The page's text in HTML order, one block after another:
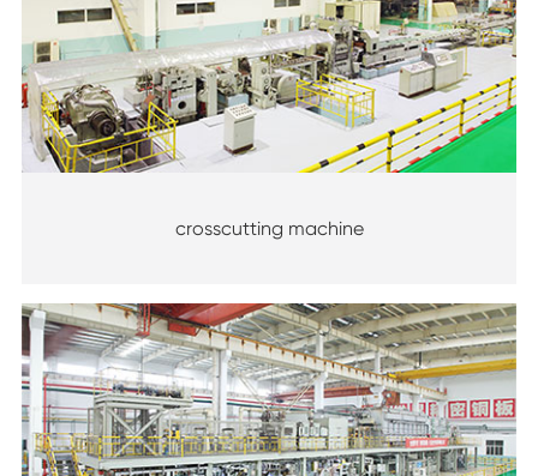
crosscutting machine